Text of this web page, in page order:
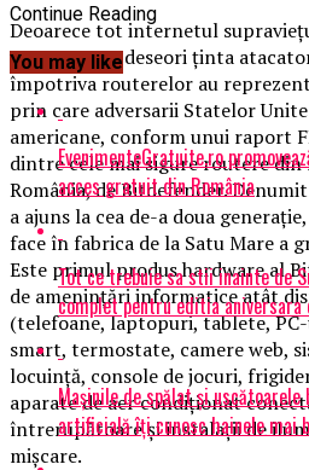
Deoarece tot internetul
acestea sunt deseori ţinta
împotriva routerelor au
prin care adversarii Statelor
americane, conform unui raport
dintre cele mai sigure routere
România, de Bitdefender.
a ajuns la cea de-a doua
face în fabrica de la Satu Mare a
Este primul produs hardware al
de ameninţări informatice atât
(telefoane, laptopuri, tablete,
smart, termostate, camere web,
locuinţă, console de jocuri,
aparate de aer condiţionat
întrerupătoare şi instalaţii de
mişcare.
Continue Reading
You may like
EvenimenteGratuite.ro
acces gratuit din România
Tot ce trebuie sa stii inainte de
complet pentru editia aniversara
Mașinile de spălat și uscătoarele
artificială îți cunosc hainele mai